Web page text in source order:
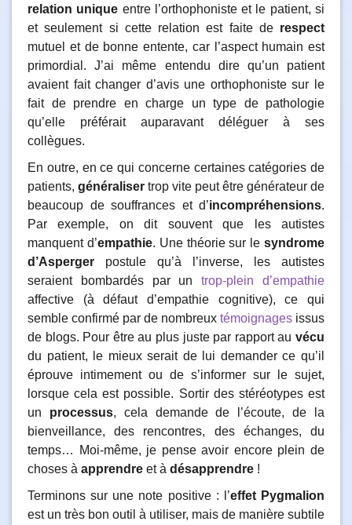
relation unique entre l’orthophoniste et le patient, si
et seulement si cette relation est faite de respect
mutuel et de bonne entente, car l’aspect humain est
primordial. J’ai même entendu dire qu’un patient
avaient fait changer d’avis une orthophoniste sur le
fait de prendre en charge un type de pathologie
qu’elle préférait auparavant déléguer à ses
collègues.
En outre, en ce qui concerne certaines catégories de
patients, généraliser trop vite peut être générateur de
beaucoup de souffrances et d’incompréhensions.
Par exemple, on dit souvent que les autistes
manquent d’empathie. Une théorie sur lesyndrome
d’Asperger postule qu’à l’inverse, les autistes
seraient bombardés par untrop-plein d’empathie
affective (à défaut d’empathie cognitive), ce qui
semble confirmé par de nombreux témoignages issus
de blogs. Pour être au plus juste par rapport au vécu
du patient, le mieux serait de lui demander ce qu’il
éprouve intimement ou de s’informer sur le sujet,
lorsque cela est possible. Sortir des stéréotypes est
un processus, cela demande de l’écoute, de la
bienveillance, des rencontres, des échanges, du
temps… Moi-même, je pense avoir encore plein de
choses à apprendre et à désapprendre !
Terminons sur une note positive : l’effet Pygmalion
est un très bon outil à utiliser, mais de manière subtile